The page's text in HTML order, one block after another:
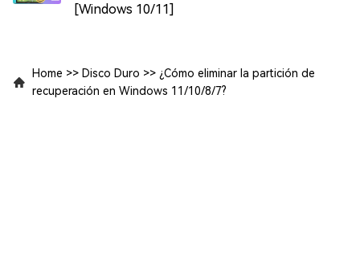
[Windows 10/11]
Home >> Disco Duro >> ¿Cómo eliminar la partición de
recuperación en Windows 11/10/8/7?